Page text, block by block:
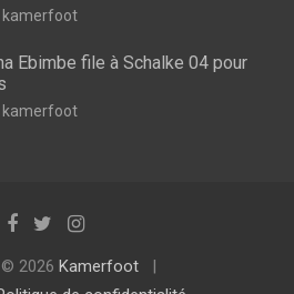
kamerfoot
Ebimbe file à Schalke 04 pour
kamerfoot
2026 Kamerfoot